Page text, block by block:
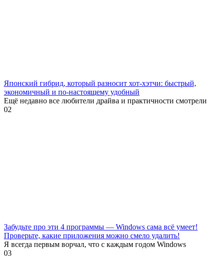
Японский гибрид, который разносит хот-хэтчи: быстрый,
экономичный и по-настоящему удобный
Ещё недавно все любители драйва и практичности смотрели
02
Забудьте про эти 4 программы — Windows сама всё умеет!
Проверьте, какие приложения можно смело удалить!
Я всегда первым ворчал, что с каждым годом Windows
03